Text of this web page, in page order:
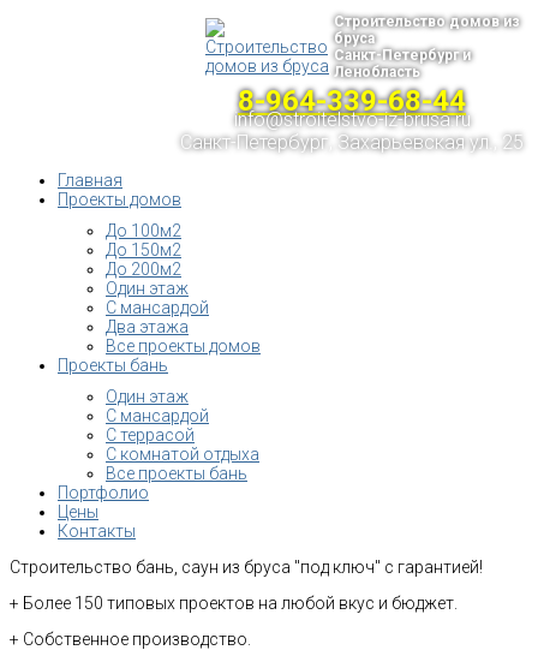
Строительство домов из
бруса
Санкт-Петербург и
Ленобласть
8-964-339-68-44
info@stroitelstvo-iz-brusa.ru
Санкт-Петербург, Захарьевская ул., 25
Главная
Проекты домов
До 100м2
До 150м2
До 200м2
Один этаж
С мансардой
Два этажа
Все проекты домов
Проекты бань
Один этаж
С мансардой
С террасой
С комнатой отдыха
Все проекты бань
Портфолио
Цены
Контакты
Строительство бань, саун из бруса "под ключ" с гарантией!
+ Более 150 типовых проектов на любой вкус и бюджет.
+ Собственное производство.